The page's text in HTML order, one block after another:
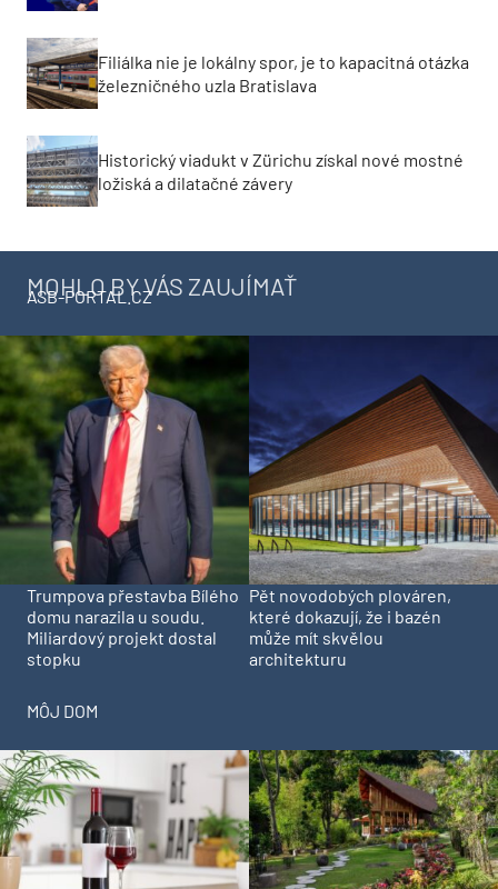
Filiálka nie je lokálny spor, je to kapacitná otázka
železničného uzla Bratislava
Historický viadukt v Zürichu získal nové mostné
ložiská a dilatačné závery
MOHLO BY VÁS ZAUJÍMAŤ
ASB-PORTAL.CZ
Trumpova přestavba Bílého
domu narazila u soudu.
Miliardový projekt dostal
stopku
Pět novodobých plováren,
které dokazují, že i bazén
může mít skvělou
architekturu
MÔJ DOM